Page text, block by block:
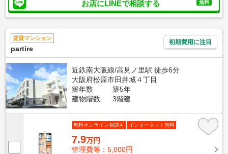
お店にLINEで相談する 無料
賃貸マンション
partire
初期費用に注目
近鉄南大阪線/高見ノ里駅 徒歩6分
大阪府松原市田井城４丁目
築年数
築5年
建物階数
3階建
無料オンライン相談可 インターネット無料
7.9万円
管理費等：5,000円